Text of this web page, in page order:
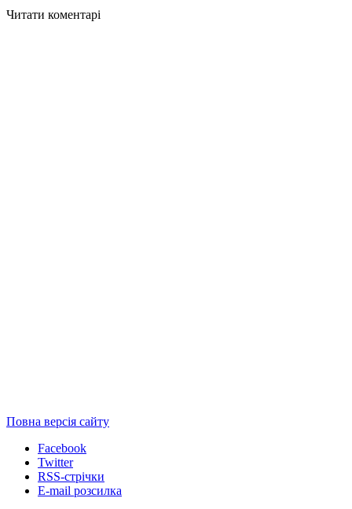
Читати коментарі
Повна версія сайту
Facebook
Twitter
RSS-стрічки
E-mail розсилка